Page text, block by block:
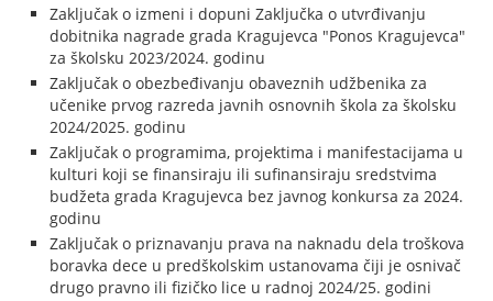
Zaključak o izmeni i dopuni Zaključka o utvrđivanju
dobitnika nagrade grada Kragujevca "Ponos Kragujevca"
za školsku 2023/2024. godinu
Zaključak o obezbeđivanju obaveznih udžbenika za
učenike prvog razreda javnih osnovnih škola za školsku
2024/2025. godinu
Zaključak o programima, projektima i manifestacijama u
kulturi koji se finansiraju ili sufinansiraju sredstvima
budžeta grada Kragujevca bez javnog konkursa za 2024.
godinu
Zaključak o priznavanju prava na naknadu dela troškova
boravka dece u predškolskim ustanovama čiji je osnivač
drugo pravno ili fizičko lice u radnoj 2024/25. godini